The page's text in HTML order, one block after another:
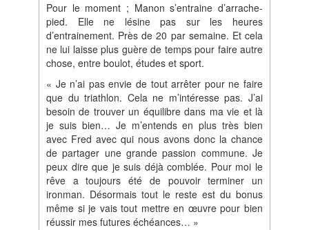
Pour le moment ; Manon s’entraine d’arrache‐
pied. Elle ne lésine pas sur les heures
d’entrainement. Près de 20 par semaine. Et cela
ne lui laisse plus guère de temps pour faire autre
chose, entre boulot, études et sport.
« Je n’ai pas envie de tout arrêter pour ne faire
que du triathlon. Cela ne m’intéresse pas. J’ai
besoin de trouver un équilibre dans ma vie et là
je suis bien… Je m’entends en plus très bien
avec Fred avec qui nous avons donc la chance
de partager une grande passion commune. Je
peux dire que je suis déjà comblée. Pour moi le
rêve a toujours été de pouvoir terminer un
ironman. Désormais tout le reste est du bonus
même si je vais tout mettre en œuvre pour bien
réussir mes futures échéances… »